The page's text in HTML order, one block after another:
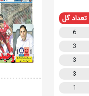
تعداد گل
6
3
3
3
1